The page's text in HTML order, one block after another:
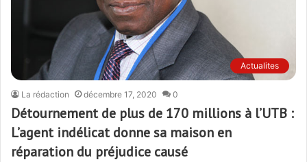
Actualites
La rédaction décembre 17, 2020 0
Détournement de plus de 170 millions à l’UTB :
L’agent indélicat donne sa maison en
réparation du préjudice causé